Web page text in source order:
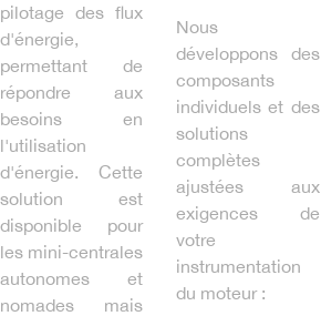
pilotage des flux
d'énergie,
permettant de
répondre aux
besoins en
l'utilisation
d'énergie. Cette
solution est
disponible pour
les mini-centrales
autonomes et
nomades mais
Nous
développons des
composants
individuels et des
solutions
complètes
ajustées aux
exigences de
votre
instrumentation
du moteur :